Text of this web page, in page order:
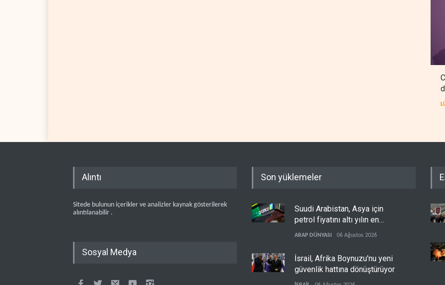
Alıntı
Sitede bulunun içerikler ve analizler kaynak gösterilerek
alıntılanabilir .
Sosyal Medya
Son yüklemeler
Suudi Arabistan, Asya için
petrol fiyatını altı yılın en
düşüğüne indirdi
ARAP DÜNYASI 06 Ağustos 2026
İsrail, Afrika Boynuzu'nu yeni
güvenlik hattına dönüştürüyor